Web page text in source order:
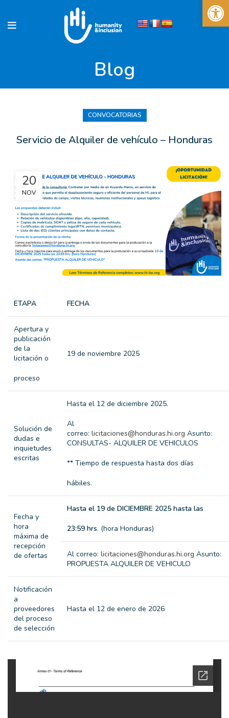
Blog
CONVOCATORIAS
Servicio de Alquiler de vehículo – Honduras
20
NOV
ETAPA FECHA
Apertura y
publicación
de la
licitación o
proceso
19 de noviembre 2025
Solución de
dudas e
inquietudes
escritas
Hasta el 12 de diciembre 2025.
Al
correo: licitaciones@honduras.hi.org
CONSULTAS- ALQUILER DE VEHICULOS
** Tiempo de respuesta hasta dos días
hábiles.
Fecha y
hora
máxima de
recepción
de ofertas
Hasta el 19 de DICIEMBRE 2025 hasta las
23:59 hrs. (hora Honduras)
Al correo: licitaciones@honduras.hi.org Asunto:
PROPUESTA ALQUILER DE VEHICULO
Notificación
a
proveedores
del proceso
de selección
Hasta el 12 de enero de 2026